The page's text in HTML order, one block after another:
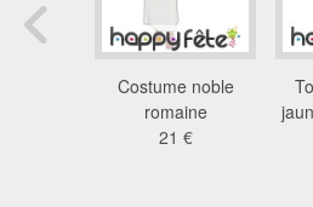
Costume noble
romaine
21 €